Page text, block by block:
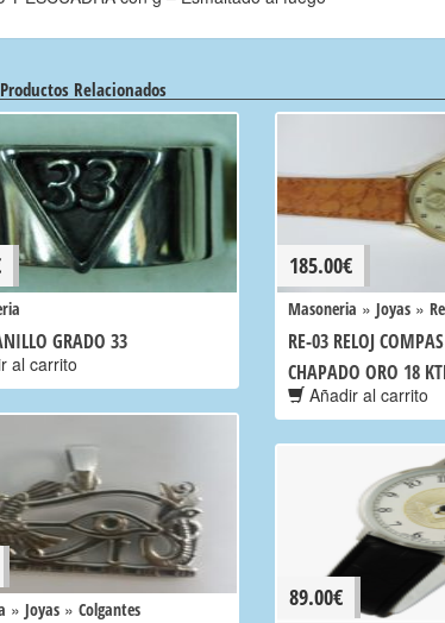
Productos Relacionados
GRADO 33
al carrito
185.00€
Masoneria » Joyas »
RE-03 RELOJ
CHAPADO ORO 18
Añadir al carrito
» Joyas » Colgantes 89.00€